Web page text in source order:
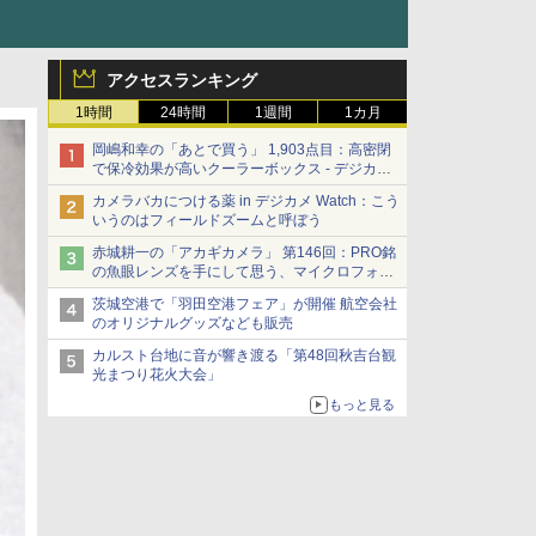
アクセスランキング
1時間 24時間 1週間 1カ月
岡嶋和幸の「あとで買う」 1,903点目：高密閉
で保冷効果が高いクーラーボックス - デジカメ
Watch
カメラバカにつける薬 in デジカメ Watch：こう
いうのはフィールドズームと呼ぼう
赤城耕一の「アカギカメラ」 第146回：PRO銘
の魚眼レンズを手にして思う、マイクロフォー
サーズへの期待と可能性
茨城空港で「羽田空港フェア」が開催 航空会社
のオリジナルグッズなども販売
カルスト台地に音が響き渡る「第48回秋吉台観
光まつり花火大会」
もっと見る